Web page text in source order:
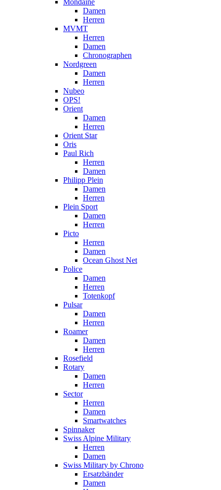
Mondaine
Damen
Herren
MVMT
Herren
Damen
Chronographen
Nordgreen
Damen
Herren
Nubeo
OPS!
Orient
Damen
Herren
Orient Star
Oris
Paul Rich
Herren
Damen
Philipp Plein
Damen
Herren
Plein Sport
Damen
Herren
Picto
Herren
Damen
Ocean Ghost Net
Police
Damen
Herren
Totenkopf
Pulsar
Damen
Herren
Roamer
Damen
Herren
Rosefield
Rotary
Damen
Herren
Sector
Herren
Damen
Smartwatches
Spinnaker
Swiss Alpine Military
Herren
Damen
Swiss Military by Chrono
Ersatzbänder
Damen